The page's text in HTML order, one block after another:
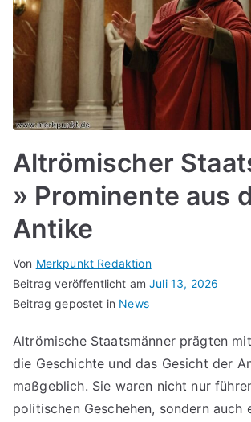
Altrömischer
» Prominente aus
Antike
Von Merkpunkt Redaktion
Beitrag veröffentlicht amJuli 13, 2026
Beitrag gepostet in News
Altrömische Staatsmänner prägten
die Geschichte und das Gesicht der
maßgeblich. Sie waren nicht nur
politischen Geschehen, sondern auch